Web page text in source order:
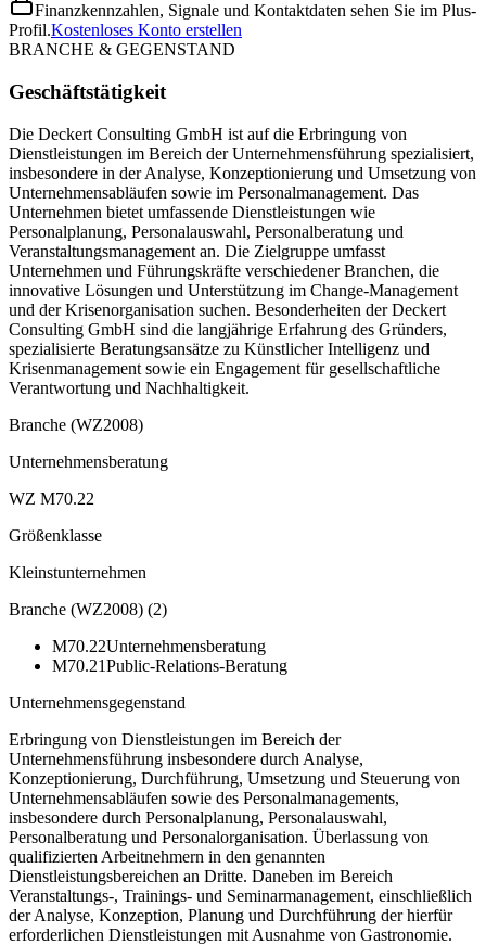
Finanzkennzahlen, Signale und Kontaktdaten sehen Sie im Plus-
Profil.Kostenloses Konto erstellen
BRANCHE & GEGENSTAND
Geschäftstätigkeit
Die Deckert Consulting GmbH ist auf die Erbringung von
Dienstleistungen im Bereich der Unternehmensführung spezialisiert,
insbesondere in der Analyse, Konzeptionierung und Umsetzung von
Unternehmensabläufen sowie im Personalmanagement. Das
Unternehmen bietet umfassende Dienstleistungen wie
Personalplanung, Personalauswahl, Personalberatung und
Veranstaltungsmanagement an. Die Zielgruppe umfasst
Unternehmen und Führungskräfte verschiedener Branchen, die
innovative Lösungen und Unterstützung im Change-Management
und der Krisenorganisation suchen. Besonderheiten der Deckert
Consulting GmbH sind die langjährige Erfahrung des Gründers,
spezialisierte Beratungsansätze zu Künstlicher Intelligenz und
Krisenmanagement sowie ein Engagement für gesellschaftliche
Verantwortung und Nachhaltigkeit.
Branche (WZ2008)
Unternehmensberatung
WZ M70.22
Größenklasse
Kleinstunternehmen
Branche (WZ2008) (2)
M70.22Unternehmensberatung
M70.21Public-Relations-Beratung
Unternehmensgegenstand
Erbringung von Dienstleistungen im Bereich der
Unternehmensführung insbesondere durch Analyse,
Konzeptionierung, Durchführung, Umsetzung und Steuerung von
Unternehmensabläufen sowie des Personalmanagements,
insbesondere durch Personalplanung, Personalauswahl,
Personalberatung und Personalorganisation. Überlassung von
qualifizierten Arbeitnehmern in den genannten
Dienstleistungsbereichen an Dritte. Daneben im Bereich
Veranstaltungs-, Trainings- und Seminarmanagement, einschließlich
der Analyse, Konzeption, Planung und Durchführung der hierfür
erforderlichen Dienstleistungen mit Ausnahme von Gastronomie.